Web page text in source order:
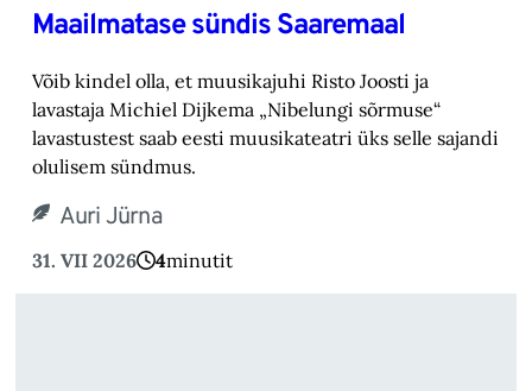
Maailmatase sündis Saaremaal
Võib kindel olla, et muusikajuhi Risto Joosti ja
lavastaja Michiel Dijkema „Nibelungi sõrmuse“
lavastustest saab eesti muusikateatri üks selle sajandi
olulisem sündmus.
Auri Jürna
31. VII 2026 4minutit